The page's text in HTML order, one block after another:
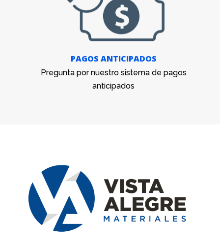
PAGOS ANTICIPADOS
Pregunta por nuestro sistema de pagos
anticipados